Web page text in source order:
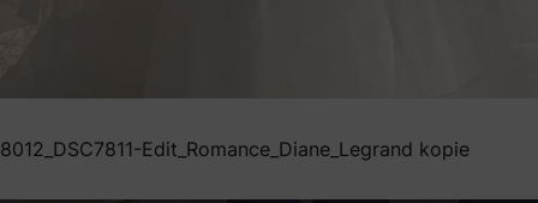
8012_DSC7811-Edit_Romance_Diane_Legrand kopie